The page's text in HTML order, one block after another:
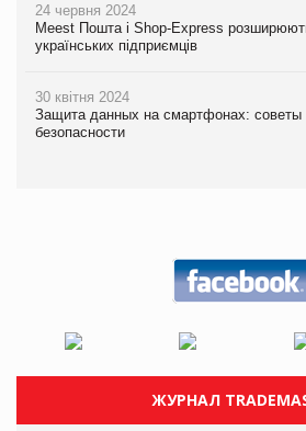
24 червня 2024
Meest Пошта і Shop-Express
українських підприємців
30 квітня 2024
Защита данных на смартфонах:
безопасности
ЖУРНАЛ